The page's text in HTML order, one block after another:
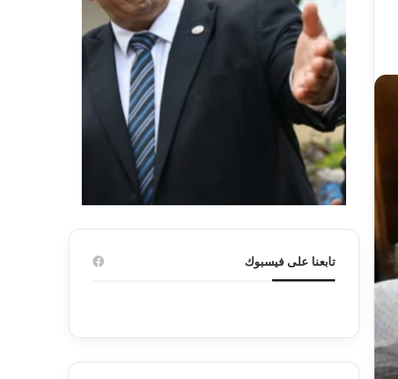
تابعنا على فيسبوك